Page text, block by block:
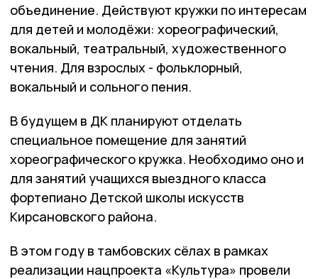
объединение. Действуют кружки по интересам
для детей и молодёжи: хореографический,
вокальный, театральный, художественного
чтения. Для взрослых - фольклорный,
вокальный и сольного пения.
В будущем в ДК планируют отделать
специальное помещение для занятий
хореографического кружка. Необходимо оно и
для занятий учащихся выездного класса
фортепиано Детской школы искусств
Кирсановского района.
В этом году в тамбовских сёлах в рамках
реализации нацпроекта «Культура» провели